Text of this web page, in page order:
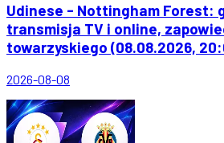
Udinese - Nottingham Forest:
transmisja TV i online,
towarzyskiego (08.08.2026,
2026-08-08